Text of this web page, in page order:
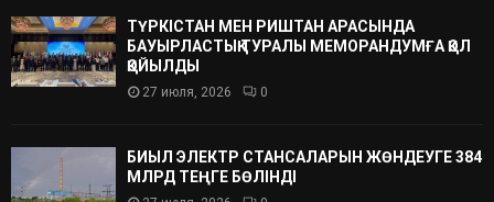
ТҮРКІСТАН МЕН РИШТАН АРАСЫНДА
БАУЫРЛАСТЫҚ ТУРАЛЫ МЕМОРАНДУМҒА ҚОЛ
ҚОЙЫЛДЫ
27 июля, 2026 0
БИЫЛ ЭЛЕКТР СТАНСАЛАРЫН ЖӨНДЕУГЕ 384
МЛРД ТЕҢГЕ БӨЛІНДІ